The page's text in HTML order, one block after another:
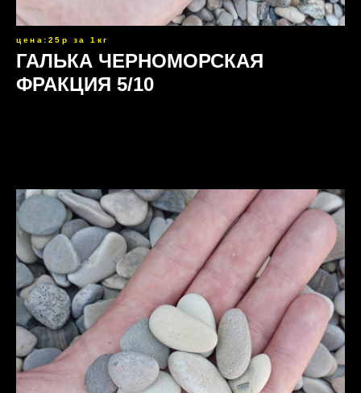
цена:25р за 1кг
ГАЛЬКА ЧЕРНОМОРСКАЯ
ФРАКЦИЯ 5/10